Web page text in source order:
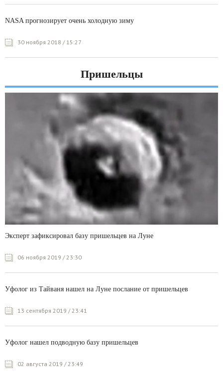
NASA прогнозирует очень холодную зиму
30 ноября 2018 / 15:27
Пришельцы
Эксперт зафиксировал базу пришельцев на Луне
06 ноября 2019 / 23:30
Уфолог из Тайваня нашел на Луне послание от пришельцев
13 сентября 2019 / 23:41
Уфолог нашел подводную базу пришельцев
02 августа 2019 / 23:49